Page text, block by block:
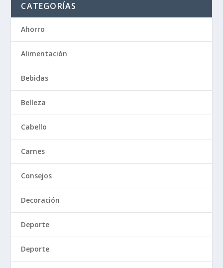
CATEGORÍAS
Ahorro
Alimentación
Bebidas
Belleza
Cabello
Carnes
Consejos
Decoración
Deporte
Deporte